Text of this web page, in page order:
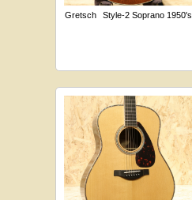
Gretsch Style-2 Soprano 1950's